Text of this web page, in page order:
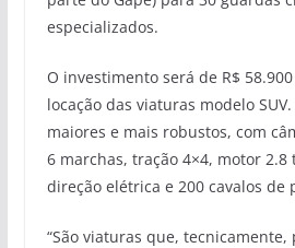
especializados.
O investimento será de R$
locação das viaturas modelo
maiores e mais robustos, com
6 marchas, tração 4×4, motor
direção elétrica e 200 cavalos de
“São viaturas que,